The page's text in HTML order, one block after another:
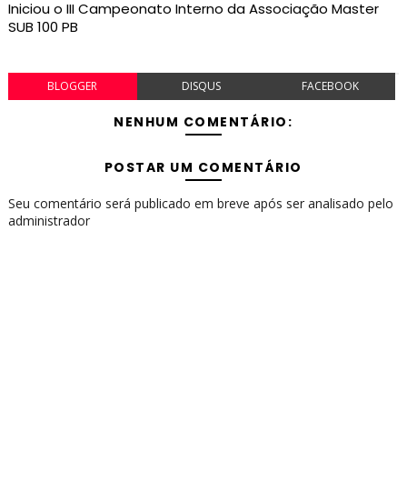
Iniciou o III Campeonato Interno da Associação Master
SUB 100 PB
BLOGGER DISQUS FACEBOOK
NENHUM COMENTÁRIO:
POSTAR UM COMENTÁRIO
Seu comentário será publicado em breve após ser analisado pelo
administrador